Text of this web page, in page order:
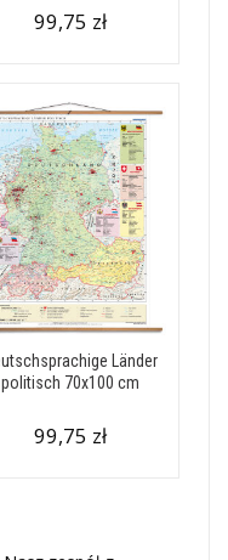
99,75 zł
Länder
politisch 70x100 cm
99,75 zł